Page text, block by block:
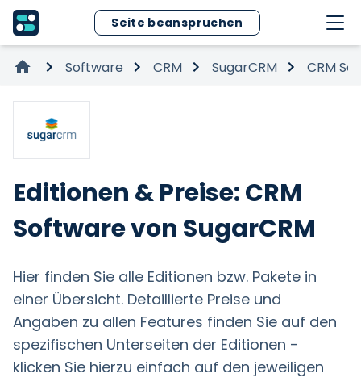
Seite beanspruchen
Software CRM SugarCRM CRM
Editionen & Preise: CRM
Software von SugarCRM
Hier finden Sie alle Editionen bzw. Pakete in
einer Übersicht. Detaillierte Preise und
Angaben zu allen Features finden Sie auf den
spezifischen Unterseiten der Editionen -
klicken Sie hierzu einfach auf den jeweiligen